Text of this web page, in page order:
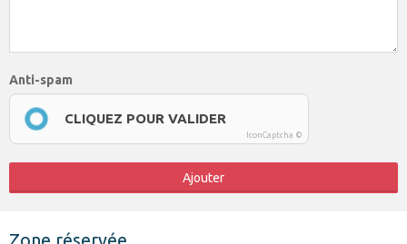
Anti-spam
CLIQUEZ POUR VALIDER
IconCaptcha ©
Ajouter